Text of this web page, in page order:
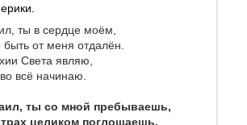
ты в сердце моём,
от меня отдалён.
Света являю,
всё начинаю.
ты со мной пребываешь,
целиком поглощаешь.